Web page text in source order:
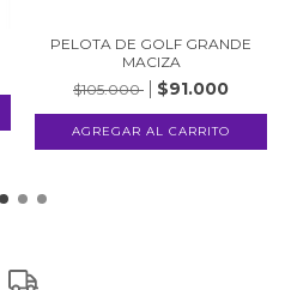
PELOTA DE GOLF GRANDE
MACIZA
$105.000
$91.000